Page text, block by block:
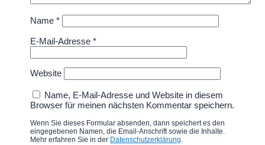
Name*
E-Mail-Adresse*
Website
Name, E-Mail-Adresse und Website in diesem
Browser für meinen nächsten Kommentar speichern.
Wenn Sie dieses Formular absenden, dann speichert es den
eingegebenen Namen, die Email-Anschrift sowie die Inhalte.
Mehr erfahren Sie in der Datenschutzerklärung.